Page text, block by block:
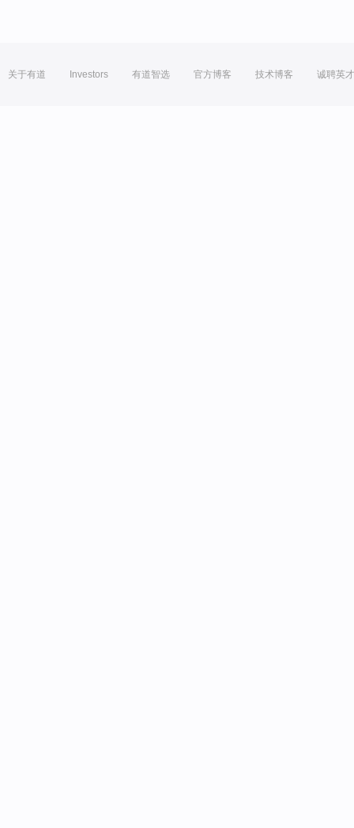
关于有道 Investors 有道智选 官方博客 技术博客 诚聘英才